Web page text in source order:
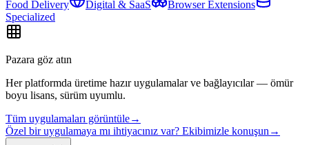
Food Delivery
Digital & SaaS
Browser Extensions
Specialized
Pazara göz atın
Her platformda üretime hazır uygulamalar ve bağlayıcılar — ömür
boyu lisans, sürüm uyumlu.
Tüm uygulamaları görüntüle→
Özel bir uygulamaya mı ihtiyacınız var? Ekibimizle konuşun →